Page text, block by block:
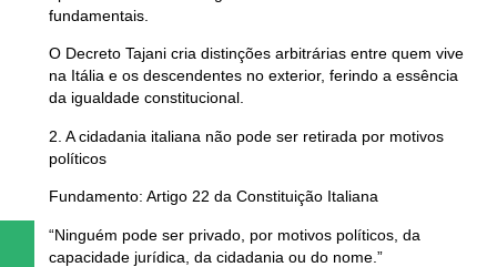
fundamentais.
O Decreto Tajani cria distinções arbitráriasentre quem vive
na Itália e os descendentes no exterior, ferindo a essência
da igualdade constitucional.
2. A cidadania italiana não pode ser retirada por motivos
políticos
Fundamento: Artigo 22 da Constituição Italiana
“Ninguém pode ser privado, por motivos políticos, da
capacidade jurídica, da cidadania ou do nome.”